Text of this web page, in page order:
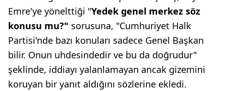
Emre'ye yönelttiği "Yedek genel merkez söz
konusu mu?" sorusuna, "Cumhuriyet Halk
Partisi'nde bazı konuları sadece Genel Başkan
bilir. Onun uhdesindedir ve bu da doğrudur"
şeklinde, iddiayı yalanlamayan ancak gizemini
koruyan bir yanıt aldığını sözlerine ekledi.